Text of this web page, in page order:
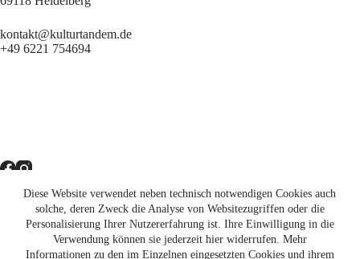
Diese Website verwendet neben technisch notwendigen Cookies auch
solche, deren Zweck die Analyse von Websitezugriffen oder die
Personalisierung Ihrer Nutzererfahrung ist. Ihre Einwilligung in die
Verwendung können sie jederzeit hier widerrufen. Mehr
Informationen zu den im Einzelnen eingesetzten Cookies und ihrem
kontakt@kulturtandem.de
+49 6221 754694
Newsletter
Unterstützen